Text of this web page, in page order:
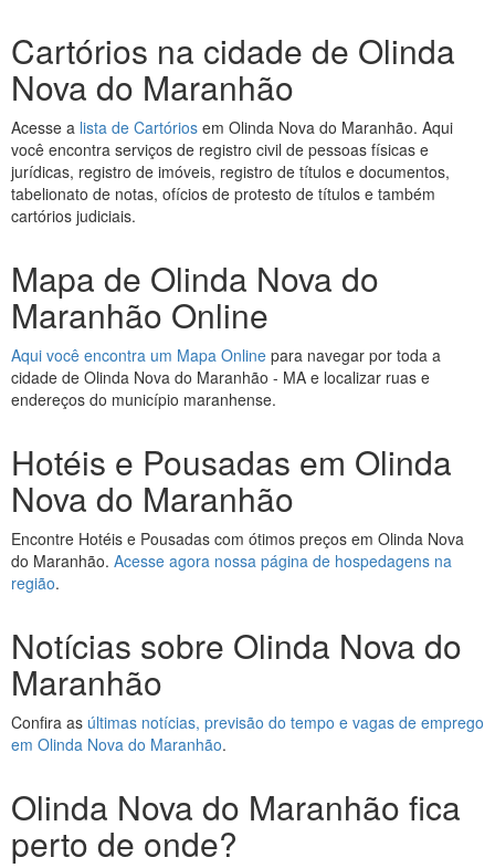
Cartórios na cidade de Olinda
Nova do Maranhão
Acesse a lista de Cartórios em Olinda Nova do Maranhão. Aqui
você encontra serviços de registro civil de pessoas físicas e
jurídicas, registro de imóveis, registro de títulos e documentos,
tabelionato de notas, ofícios de protesto de títulos e também
cartórios judiciais.
Mapa de Olinda Nova do
Maranhão Online
Aqui você encontra um Mapa Online para navegar por toda a
cidade de Olinda Nova do Maranhão - MA e localizar ruas e
endereços do município maranhense.
Hotéis e Pousadas em Olinda
Nova do Maranhão
Encontre Hotéis e Pousadas com ótimos preços em Olinda Nova
do Maranhão. Acesse agora nossa página de hospedagens na
região.
Notícias sobre Olinda Nova do
Maranhão
Confira as últimas notícias, previsão do tempo e vagas de emprego
em Olinda Nova do Maranhão.
Olinda Nova do Maranhão fica
perto de onde?